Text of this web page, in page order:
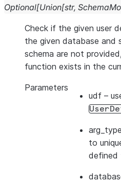
Optional[Union[str,
Check if the given user
the given database and
schema are not
function exists in the
Parameters
udf –
to
defined